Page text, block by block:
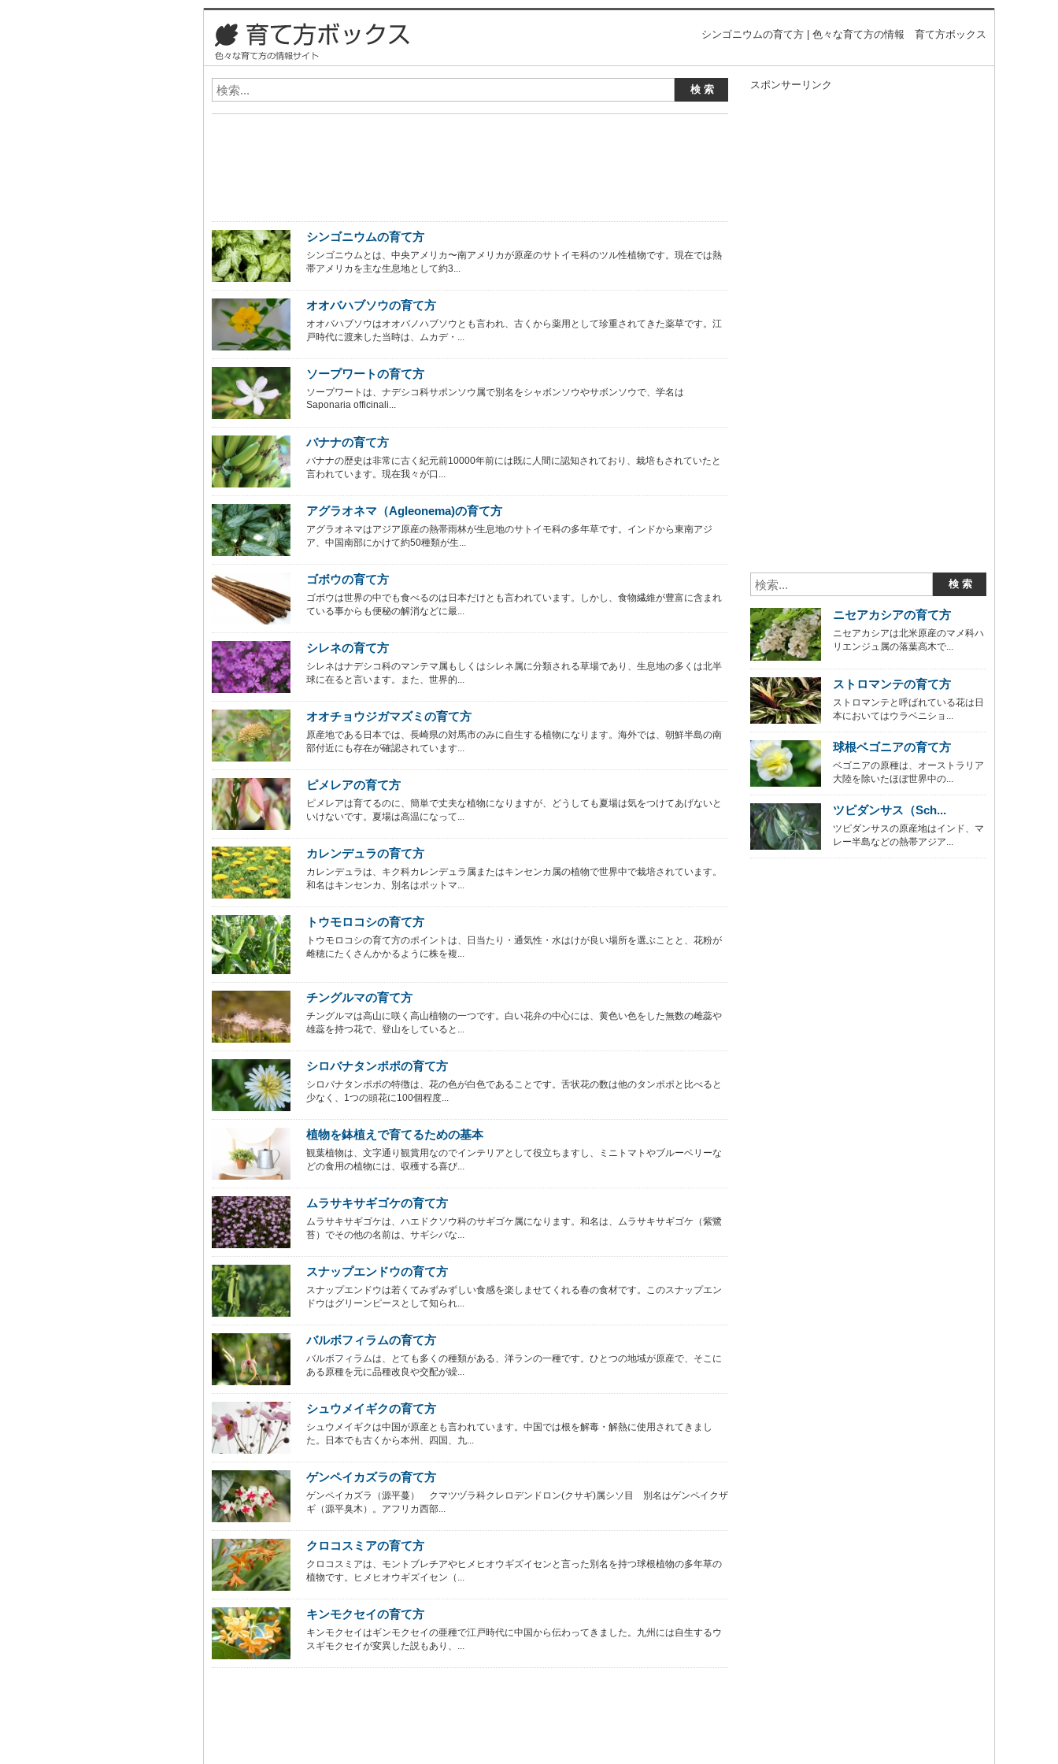
シンゴニウムの育て方 | 色々な育て方の情報 育て方ボックス
シンゴニウムの育て方
シンゴニウムとは、中央アメリカ〜南アメリカが原産のサトイモ科のツル性植物です。現在では熱
帯アメリカを主な生息地として約3...
オオバハブソウの育て方
オオバハブソウはオオバノハブソウとも言われ、古くから薬用として珍重されてきた薬草です。江
戸時代に渡来した当時は、ムカデ・...
ソープワートの育て方
ソープワートは、ナデシコ科サポンソウ属で別名をシャボンソウやサボンソウで、学名は
Saponaria officinali...
バナナの育て方
バナナの歴史は非常に古く紀元前10000年前には既に人間に認知されており、栽培もされていたと
言われています。現在我々が口...
アグラオネマ（Agleonema)の育て方
アグラオネマはアジア原産の熱帯雨林が生息地のサトイモ科の多年草です。インドから東南アジ
ア、中国南部にかけて約50種類が生...
ゴボウの育て方
ゴボウは世界の中でも食べるのは日本だけとも言われています。しかし、食物繊維が豊富に含まれ
ている事からも便秘の解消などに最...
シレネの育て方
シレネはナデシコ科のマンテマ属もしくはシレネ属に分類される草場であり、生息地の多くは北半
球に在ると言います。また、世界的...
オオチョウジガマズミの育て方
原産地である日本では、長崎県の対馬市のみに自生する植物になります。海外では、朝鮮半島の南
部付近にも存在が確認されています...
ピメレアの育て方
ピメレアは育てるのに、簡単で丈夫な植物になりますが、どうしても夏場は気をつけてあげないと
いけないです。夏場は高温になって...
カレンデュラの育て方
カレンデュラは、キク科カレンデュラ属またはキンセンカ属の植物で世界中で栽培されています。
和名はキンセンカ、別名はポットマ...
トウモロコシの育て方
トウモロコシの育て方のポイントは、日当たり・通気性・水はけが良い場所を選ぶことと、花粉が
雌穂にたくさんかかるように株を複...
チングルマの育て方
チングルマは高山に咲く高山植物の一つです。白い花弁の中心には、黄色い色をした無数の雌蕊や
雄蕊を持つ花で、登山をしていると...
シロバナタンポポの育て方
シロバナタンポポの特徴は、花の色が白色であることです。舌状花の数は他のタンポポと比べると
少なく、1つの頭花に100個程度...
植物を鉢植えで育てるための基本
観葉植物は、文字通り観賞用なのでインテリアとして役立ちますし、ミニトマトやブルーベリーな
どの食用の植物には、収穫する喜び...
ムラサキサギゴケの育て方
ムラサキサギゴケは、ハエドクソウ科のサギゴケ属になります。和名は、ムラサキサギゴケ（紫鷺
苔）でその他の名前は、サギシバな...
スナップエンドウの育て方
スナップエンドウは若くてみずみずしい食感を楽しませてくれる春の食材です。このスナップエン
ドウはグリーンピースとして知られ...
バルボフィラムの育て方
バルボフィラムは、とても多くの種類がある、洋ランの一種です。ひとつの地域が原産で、そこに
ある原種を元に品種改良や交配が繰...
シュウメイギクの育て方
シュウメイギクは中国が原産とも言われています。中国では根を解毒・解熱に使用されてきまし
た。日本でも古くから本州、四国、九...
ゲンペイカズラの育て方
ゲンペイカズラ（源平蔓） クマツヅラ科クレロデンドロン(クサギ)属シソ目 別名はゲンペイクザ
ギ（源平臭木）。アフリカ西部...
クロコスミアの育て方
クロコスミアは、モントブレチアやヒメヒオウギズイセンと言った別名を持つ球根植物の多年草の
植物です。ヒメヒオウギズイセン（...
キンモクセイの育て方
キンモクセイはギンモクセイの亜種で江戸時代に中国から伝わってきました。九州には自生するウ
スギモクセイが変異した説もあり、...
スポンサーリンク
ニセアカシアの育て方
ニセアカシアは北米原産のマメ科ハ
リエンジュ属の落葉高木で...
ストロマンテの育て方
ストロマンテと呼ばれている花は日
本においてはウラベニショ...
球根ベゴニアの育て方
ベゴニアの原種は、オーストラリア
大陸を除いたほぼ世界中の...
ツピダンサス（Sch...
ツピダンサスの原産地はインド、マ
レー半島などの熱帯アジア...